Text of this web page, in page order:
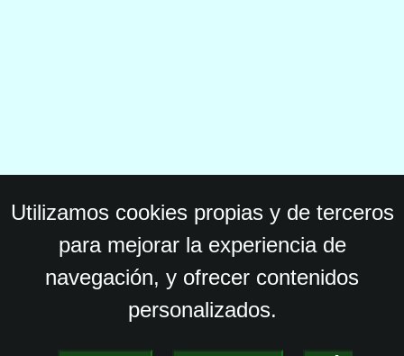
Utilizamos cookies propias y de terceros
para mejorar la experiencia de
navegación, y ofrecer contenidos
personalizados.